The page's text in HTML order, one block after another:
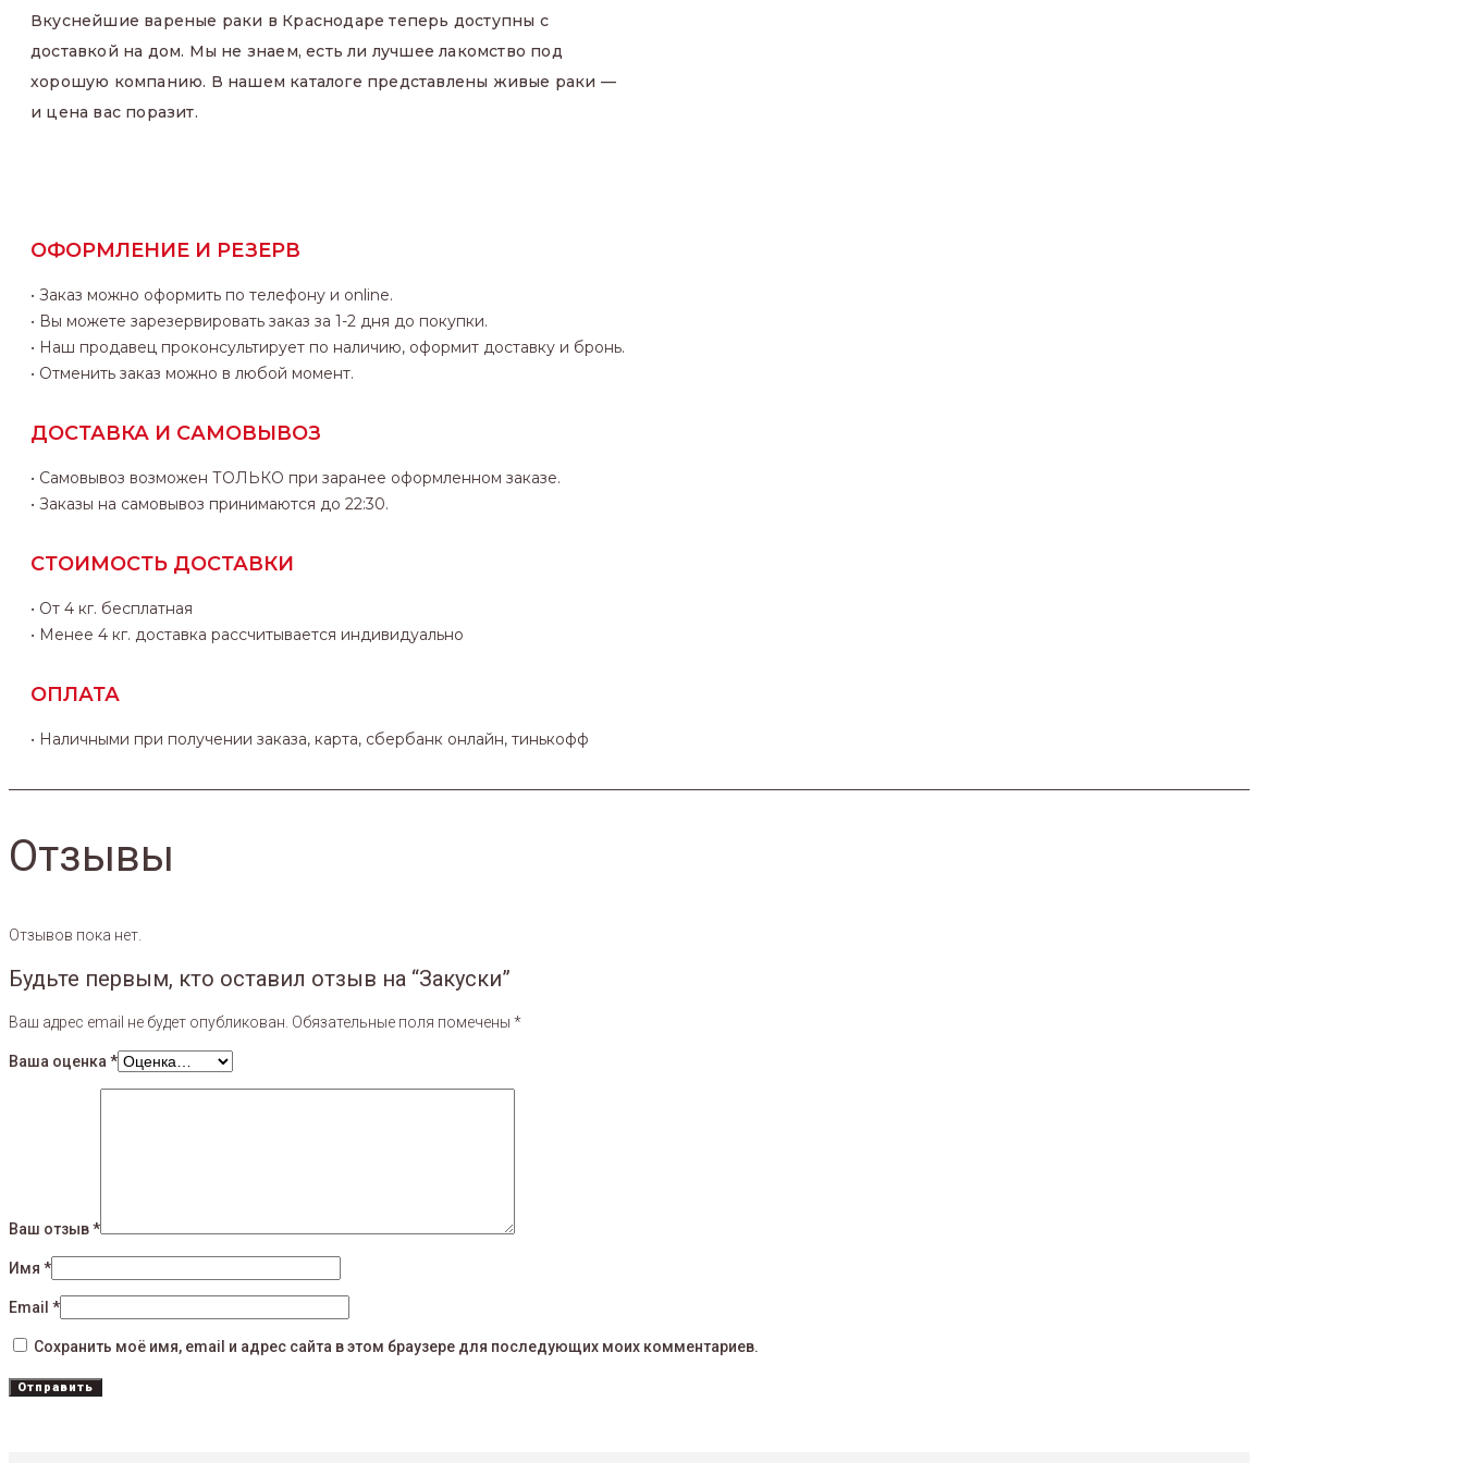
Вкуснейшие вареные раки в Краснодаре теперь доступны с
доставкой на дом. Мы не знаем, есть ли лучшее лакомство под
хорошую компанию. В нашем каталоге представлены живые раки —
и цена вас поразит.
ОФОРМЛЕНИЕ И РЕЗЕРВ
• Заказ можно оформить по телефону и online.
• Вы можете зарезервировать заказ за 1-2 дня до покупки.
• Наш продавец проконсультирует по наличию, оформит доставку и бронь.
• Отменить заказ можно в любой момент.
ДОСТАВКА И САМОВЫВОЗ
• Самовывоз возможен ТОЛЬКО при заранее оформленном заказе.
• Заказы на самовывоз принимаются до 22:30.
СТОИМОСТЬ ДОСТАВКИ
• От 4 кг. бесплатная
• Менее 4 кг. доставка рассчитывается индивидуально
ОПЛАТА
• Наличными при получении заказа, карта, сбербанк онлайн, тинькофф
Отзывы
Отзывов пока нет.
Будьте первым, кто оставил отзыв на “Закуски”
Ваш адрес email не будет опубликован. Обязательные поля помечены *
Ваша оценка*
Ваш отзыв*
Имя *
Email *
Сохранить моё имя, email и адрес сайта в этом браузере для последующих моих комментариев.